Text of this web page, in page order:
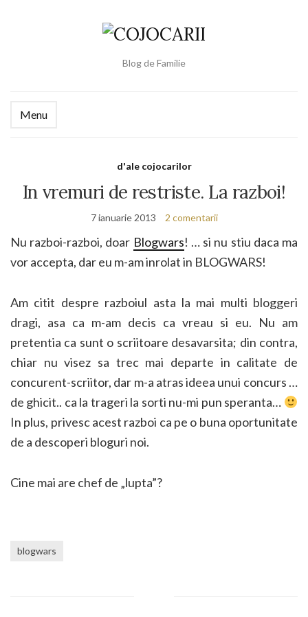
Blog de Familie
Menu
d'ale cojocarilor
In vremuri de restriste. La razboi!
7 ianuarie 2013 2 comentarii
Nu razboi-razboi, doar Blogwars! … si nu stiu daca ma
vor accepta, dar eu m-am inrolat in BLOGWARS!
Am citit despre razboiul asta la mai multi bloggeri
dragi, asa ca m-am decis ca vreau si eu. Nu am
pretentia ca sunt o scriitoare desavarsita; din contra,
chiar nu visez sa trec mai departe in calitate de
concurent-scriitor, dar m-a atras ideea unui concurs …
de ghicit.. ca la trageri la sorti nu-mi pun speranta…
In plus, privesc acest razboi ca pe o buna oportunitate
de a descoperi bloguri noi.
Cine mai are chef de „lupta”?
blogwars